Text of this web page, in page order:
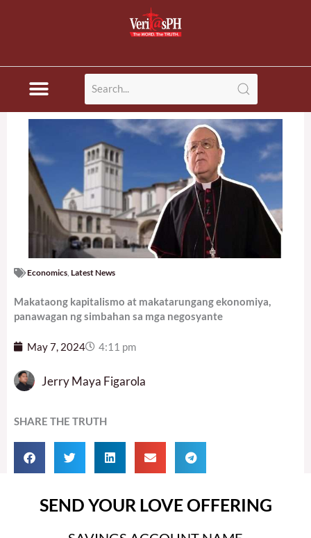
Economics Latest News
Makataong kapitalismo at makatarungang ekonomiya,
panawagan ng simbahan sa mga negosyante
May 7, 2024 4:11 pm
Jerry Maya Figarola
SHARE THE TRUTH
SEND YOUR LOVE OFFERING